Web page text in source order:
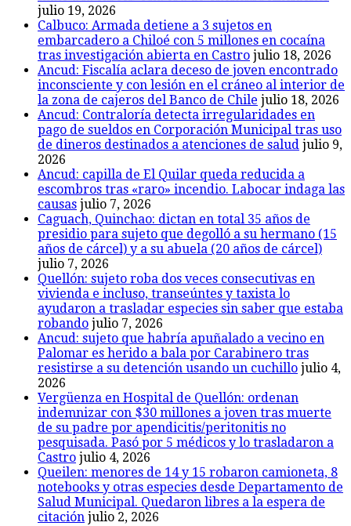
julio 19, 2026
Calbuco: Armada detiene a 3 sujetos en
embarcadero a Chiloé con 5 millones en cocaína
tras investigación abierta en Castro julio 18, 2026
Ancud: Fiscalía aclara deceso de joven encontrado
inconsciente y con lesión en el cráneo al interior de
la zona de cajeros del Banco de Chile julio 18, 2026
Ancud: Contraloría detecta irregularidades en
pago de sueldos en Corporación Municipal tras uso
de dineros destinados a atenciones de salud julio 9,
2026
Ancud: capilla de El Quilar queda reducida a
escombros tras «raro» incendio. Labocar indaga las
causas julio 7, 2026
Caguach, Quinchao: dictan en total 35 años de
presidio para sujeto que degolló a su hermano (15
años de cárcel) y a su abuela (20 años de cárcel)
julio 7, 2026
Quellón: sujeto roba dos veces consecutivas en
vivienda e incluso, transeúntes y taxista lo
ayudaron a trasladar especies sin saber que estaba
robando julio 7, 2026
Ancud: sujeto que habría apuñalado a vecino en
Palomar es herido a bala por Carabinero tras
resistirse a su detención usando un cuchillo julio 4,
2026
Vergüenza en Hospital de Quellón: ordenan
indemnizar con $30 millones a joven tras muerte
de su padre por apendicitis/peritonitis no
pesquisada. Pasó por 5 médicos y lo trasladaron a
Castro julio 4, 2026
Queilen: menores de 14 y 15 robaron camioneta, 8
notebooks y otras especies desde Departamento de
Salud Municipal. Quedaron libres a la espera de
citación julio 2, 2026